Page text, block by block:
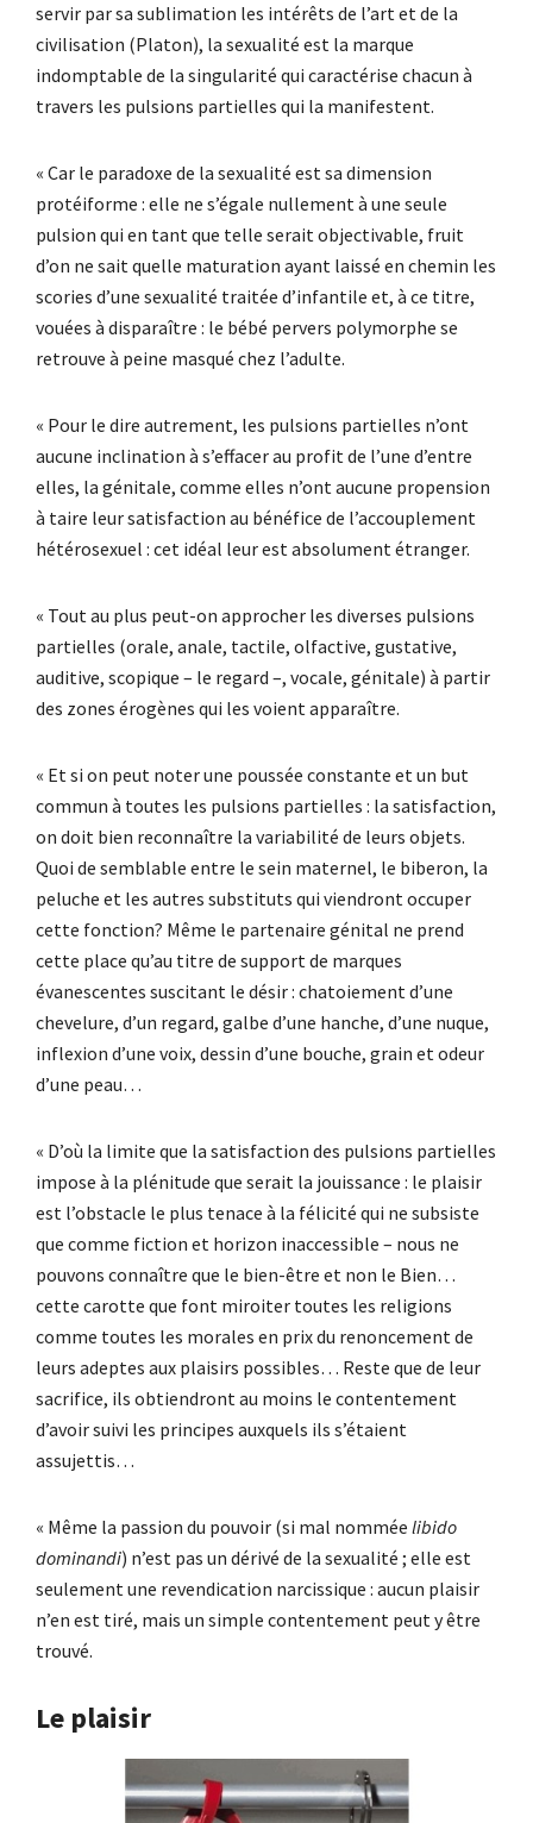
servir par sa sublimation les intérêts de l’art et de la
civilisation (Platon), la sexualité est la marque
indomptable de la singularité qui caractérise chacun à
travers les pulsions partielles qui la manifestent.
« Car le paradoxe de la sexualité est sa dimension
protéiforme : elle ne s’égale nullement à une seule
pulsion qui en tant que telle serait objectivable, fruit
d’on ne sait quelle maturation ayant laissé en chemin les
scories d’une sexualité traitée d’infantile et, à ce titre,
vouées à disparaître : le bébé pervers polymorphe se
retrouve à peine masqué chez l’adulte.
« Pour le dire autrement, les pulsions partielles n’ont
aucune inclination à s’effacer au profit de l’une d’entre
elles, la génitale, comme elles n’ont aucune propension
à taire leur satisfaction au bénéfice de l’accouplement
hétérosexuel : cet idéal leur est absolument étranger.
« Tout au plus peut-on approcher les diverses pulsions
partielles (orale, anale, tactile, olfactive, gustative,
auditive, scopique – le regard –, vocale, génitale) à partir
des zones érogènes qui les voient apparaître.
« Et si on peut noter une poussée constante et un but
commun à toutes les pulsions partielles : la satisfaction,
on doit bien reconnaître la variabilité de leurs objets.
Quoi de semblable entre le sein maternel, le biberon, la
peluche et les autres substituts qui viendront occuper
cette fonction? Même le partenaire génital ne prend
cette place qu’au titre de support de marques
évanescentes suscitant le désir : chatoiement d’une
chevelure, d’un regard, galbe d’une hanche, d’une nuque,
inflexion d’une voix, dessin d’une bouche, grain et odeur
d’une peau…
« D’où la limite que la satisfaction des pulsions partielles
impose à la plénitude que serait la jouissance : le plaisir
est l’obstacle le plus tenace à la félicité qui ne subsiste
que comme fiction et horizon inaccessible – nous ne
pouvons connaître que le bien-être et non le Bien…
cette carotte que font miroiter toutes les religions
comme toutes les morales en prix du renoncement de
leurs adeptes aux plaisirs possibles… Reste que de leur
sacrifice, ils obtiendront au moins le contentement
d’avoir suivi les principes auxquels ils s’étaient
assujettis…
« Même la passion du pouvoir (si mal nommée libido
dominandi) n’est pas un dérivé de la sexualité ; elle est
seulement une revendication narcissique : aucun plaisir
n’en est tiré, mais un simple contentement peut y être
trouvé.
Le plaisir